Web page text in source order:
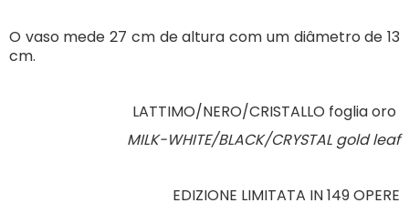
O vaso mede 27 cm de altura com um diâmetro de 13
cm.
LATTIMO/NERO/CRISTALLO foglia oro
MILK-WHITE/BLACK/CRYSTAL gold leaf
EDIZIONE LIMITATA IN 149 OPERE